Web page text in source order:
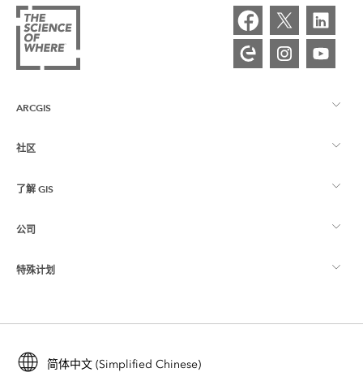
ARCGIS
ArcGIS 概览
制图
社区
Esri 社区
ArcGIS 博客
Esri 年轻专家关系网
了解 GIS
什么是 GIS？
位置智能
培训
ArcUser
公司
关于 Esri
招贤纳士
特殊计划
ArcGIS for Student Use
简体中文 (Simplified Chinese)